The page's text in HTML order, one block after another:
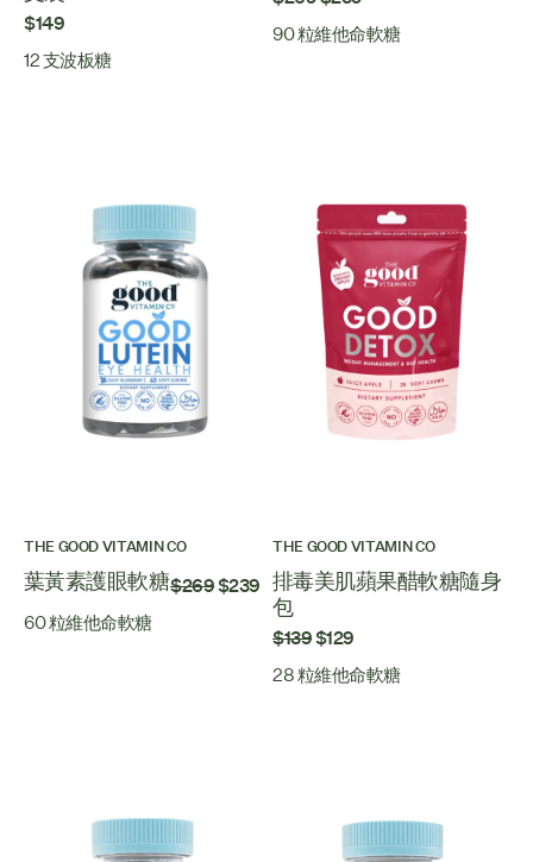
$149
12 支波板糖
90 粒維他命軟糖
THE GOOD VITAMIN CO
葉黃素護眼軟糖$269$239
60 粒維他命軟糖
THE GOOD VITAMIN CO
排毒美肌蘋果醋軟糖隨身
包
$139$129
28 粒維他命軟糖